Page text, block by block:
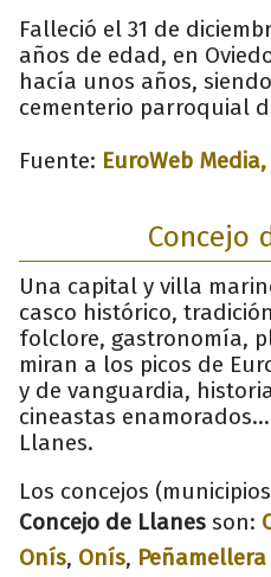
Falleció el 31 de
años de edad, en
hacía unos años,
cementerio parroquial
Fuente: EuroWeb Media,
Concejo
Una capital y villa
casco histórico,
folclore, gastronomía,
miran a los picos de
y de vanguardia,
cineastas
Llanes.
Los concejos
Concejo de Llanes son:
Onís, Onís,